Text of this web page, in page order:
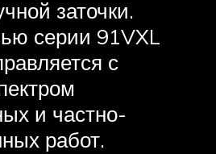
заточки.
серии 91VXL
с
и частно-
работ.